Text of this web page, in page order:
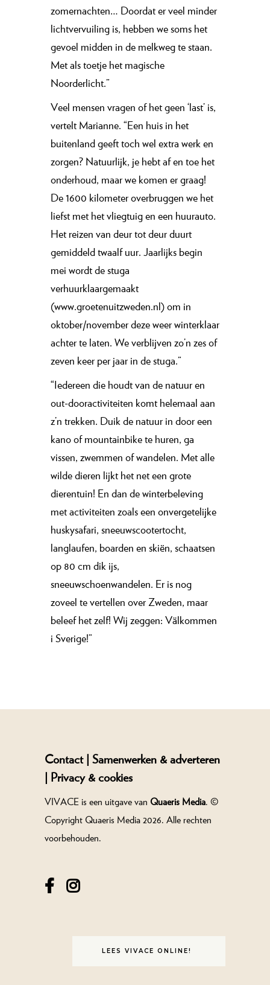
zomernachten… Doordat er veel minder
lichtvervuiling is, hebben we soms het
gevoel midden in de melkweg te staan.
Met als toetje het magische
Noorderlicht.”
Veel mensen vragen of het geen ‘last’ is,
vertelt Marianne. “Een huis in het
buitenland geeft toch wel extra werk en
zorgen? Natuurlijk, je hebt af en toe het
onderhoud, maar we komen er graag!
De 1600 kilometer overbruggen we het
liefst met het vliegtuig en een huurauto.
Het reizen van deur tot deur duurt
gemiddeld twaalf uur. Jaarlijks begin
mei wordt de stuga
verhuurklaargemaakt
(www.groetenuitzweden.nl) om in
oktober/november deze weer winterklaar
achter te laten. We verblijven zo’n zes of
zeven keer per jaar in de stuga.”
“Iedereen die houdt van de natuur en
out-dooractiviteiten komt helemaal aan
z’n trekken. Duik de natuur in door een
kano of mountainbike te huren, ga
vissen, zwemmen of wandelen. Met alle
wilde dieren lijkt het net een grote
dierentuin! En dan de winterbeleving
met activiteiten zoals een onvergetelijke
huskysafari, sneeuwscootertocht,
langlaufen, boarden en skiën, schaatsen
op 80 cm dik ijs,
sneeuwschoenwandelen. Er is nog
zoveel te vertellen over Zweden, maar
beleef het zelf! Wij zeggen: Välkommen
i Sverige!”
Contact | Samenwerken & adverteren
| Privacy & cookies
VIVACE is een uitgave van Quaeris Media. ©
Copyright Quaeris Media 2026. Alle rechten
voorbehouden.
LEES VIVACE ONLINE!